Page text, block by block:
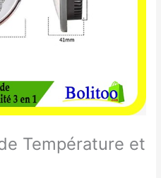
Température et